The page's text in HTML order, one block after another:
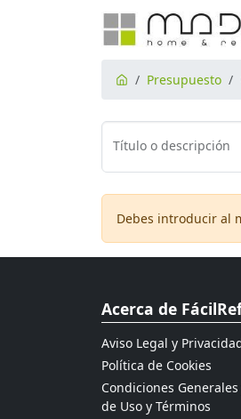
Presupuesto
Título o descripción
Debes introducir al
Acerca de
Aviso Legal y
Política de Cookies
Condiciones
de Uso y Términos